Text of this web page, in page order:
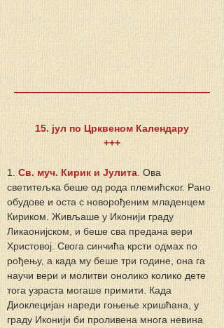
15. јул по Црквеном Календару
+++
1. Св. муч. Кирик и Јулита . Ова
светитељка беше од рода племићског. Рано
обудове и оста с новорођеним младенцем
Кириком. Живљаше у Иконији граду
Ликаонијском, и беше сва предана вери
Христовој. Свога синчића крсти одмах по
рођењу, а када му беше три године, она га
научи вери и молитви онолико колико дете
тога узраста могаше примити. Када
Диоклецијан нареди гоњење хришћана, у
граду Иконији би проливена многа невина